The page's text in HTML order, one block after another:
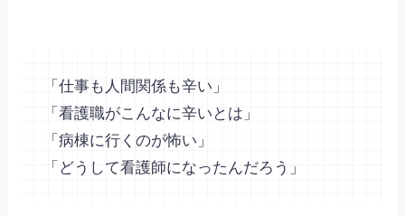
「仕事も人間関係も辛い」
「看護職がこんなに辛いとは」
「病棟に行くのが怖い」
「どうして看護師になったんだろう」